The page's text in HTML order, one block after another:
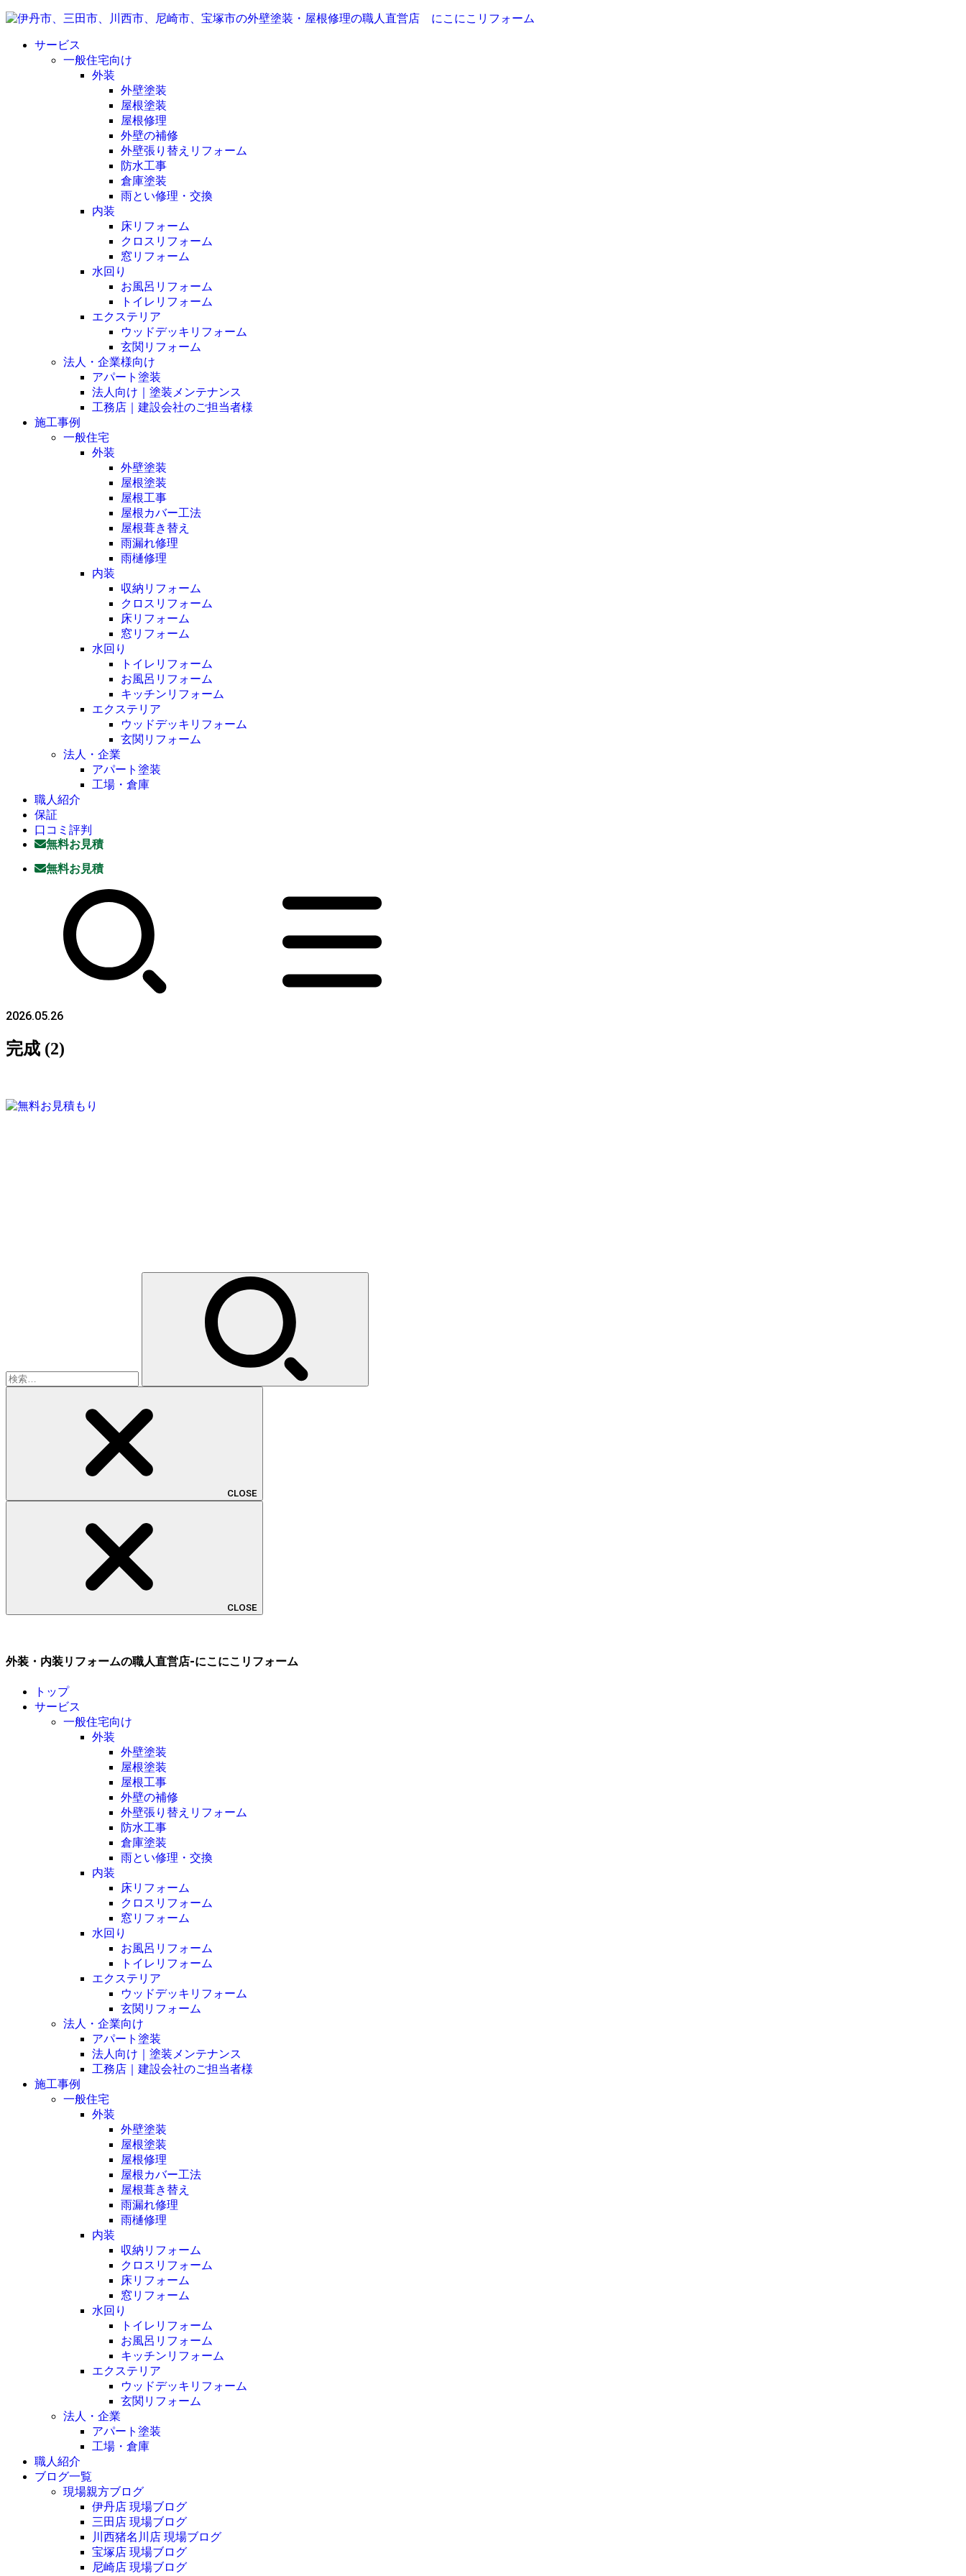
サービス
一般住宅向け
外装
外壁塗装
屋根塗装
屋根修理
外壁の補修
外壁張り替えリフォーム
防水工事
倉庫塗装
雨とい修理・交換
内装
床リフォーム
クロスリフォーム
窓リフォーム
水回り
お風呂リフォーム
トイレリフォーム
エクステリア
ウッドデッキリフォーム
玄関リフォーム
法人・企業様向け
アパート塗装
法人向け｜塗装メンテナンス
工務店｜建設会社のご担当者様
施工事例
一般住宅
外装
外壁塗装
屋根塗装
屋根工事
屋根カバー工法
屋根葺き替え
雨漏れ修理
雨樋修理
内装
収納リフォーム
クロスリフォーム
床リフォーム
窓リフォーム
水回り
トイレリフォーム
お風呂リフォーム
キッチンリフォーム
エクステリア
ウッドデッキリフォーム
玄関リフォーム
法人・企業
アパート塗装
工場・倉庫
職人紹介
保証
口コミ評判
無料お見積
無料お見積
2026.05.26
完成 (2)
CLOSE
CLOSE
外装・内装リフォームの職人直営店-にこにこリフォーム
トップ
サービス
一般住宅向け
外装
外壁塗装
屋根塗装
屋根工事
外壁の補修
外壁張り替えリフォーム
防水工事
倉庫塗装
雨とい修理・交換
内装
床リフォーム
クロスリフォーム
窓リフォーム
水回り
お風呂リフォーム
トイレリフォーム
エクステリア
ウッドデッキリフォーム
玄関リフォーム
法人・企業向け
アパート塗装
法人向け｜塗装メンテナンス
工務店｜建設会社のご担当者様
施工事例
一般住宅
外装
外壁塗装
屋根塗装
屋根修理
屋根カバー工法
屋根葺き替え
雨漏れ修理
雨樋修理
内装
収納リフォーム
クロスリフォーム
床リフォーム
窓リフォーム
水回り
トイレリフォーム
お風呂リフォーム
キッチンリフォーム
エクステリア
ウッドデッキリフォーム
玄関リフォーム
法人・企業
アパート塗装
工場・倉庫
職人紹介
ブログ一覧
現場親方ブログ
伊丹店 現場ブログ
三田店 現場ブログ
川西猪名川店 現場ブログ
宝塚店 現場ブログ
尼崎店 現場ブログ